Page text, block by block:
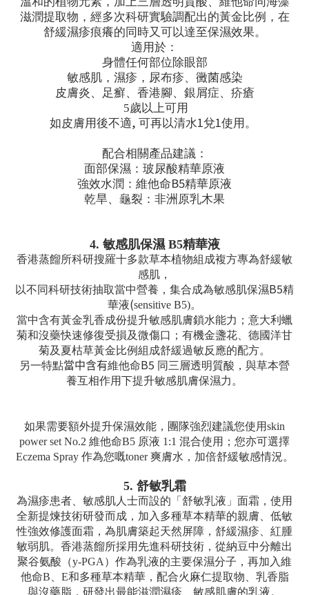
滋潤提取物，經多次科研實驗調配出的黃金比例，在
舒緩濕疹痕癢的同時又可以達至保濕效果。
適用於：
身體任何部位除眼部
敏感肌，濕疹，尿布疹、黴菌感染
皮膚炎、足癬、香港腳、銀屑症、疥瘡
5歲以上可用
如皮膚用後不適, 可再以清水1兌1使用。
配合相關產品建議：
面部保濕：玻尿酸精華原液
強效水潤：維他命B5精華原液
乾旱、龜裂：非洲原乳木果
4. 敏感肌保濕B5精華液
香港蒸餾所科研搜羅十多款草本植物組成複方專為舒緩敏
感肌，
以不同科研技術抽取當中營養，集合成為敏感肌保濕B5精
華液(sensitive B5)。
當中含有黃金乳香成份提升敏感肌膚鎖水能力；意大利蠟
菊和沒藥快速修復受損及微傷口；有機金盞花、德國洋甘
菊及夏枯草黃金比例組成舒緩過敏反應的配方。
另一特點當中含有維他命B5 同三層透明質酸，與草本營
養互相作用下提升敏感肌膚保濕力。
如果需要額外提升保濕效能，團隊強烈建議您使用skin
power set No.2 維他命B5 原液 1:1 混合使用；您亦可選擇
Eczema Spray 作為您嘅toner爽膚水，加倍舒緩敏感情況。
5. 舒敏乳霜
為濕疹患者、敏感肌人士而設的「舒敏乳液」面霜，使用
全新提煉技術研發而成，加入多種草本精華的親膚、低敏
性強效修護面霜，為肌膚築起天然屏障，舒緩濕疹、紅腫
敏弱肌。香港蒸餾所採用先進科研技術，從納豆中分離出
聚谷氨酸（y-PGA）作為乳液的主要保濕分子，再加入維
他命B、E和多種草本精華，配合火麻仁提取物、乳香脂
與沒藥脂，研發出最能滋潤濕疹、敏感肌膚的乳液。